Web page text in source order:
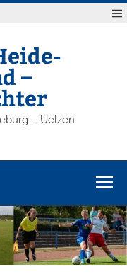
–
– Uelzen